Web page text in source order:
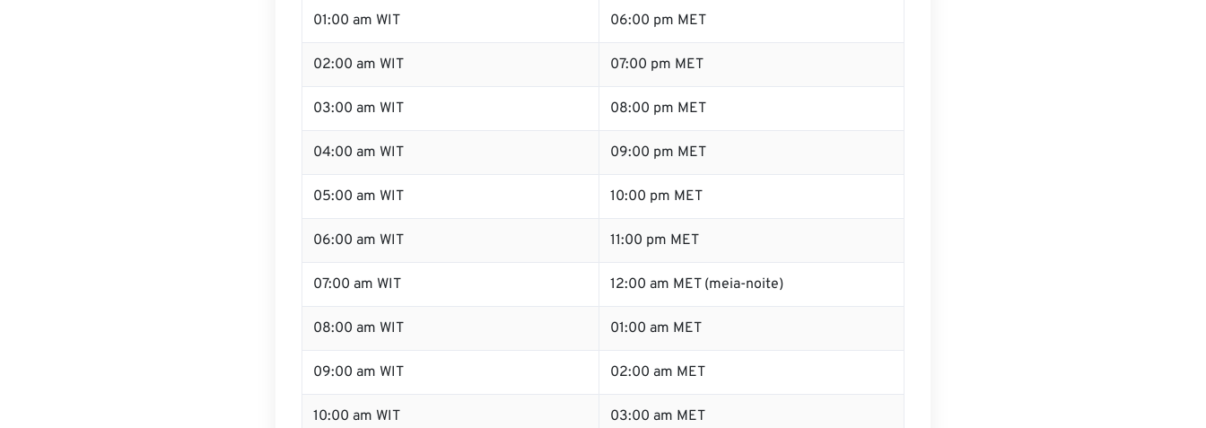
01:00 am WIT 06:00 pm MET
02:00 am WIT 07:00 pm MET
03:00 am WIT 08:00 pm MET
04:00 am WIT 09:00 pm MET
05:00 am WIT 10:00 pm MET
06:00 am WIT 11:00 pm MET
07:00 am WIT 12:00 am MET (meia-noite)
08:00 am WIT 01:00 am MET
09:00 am WIT 02:00 am MET
10:00 am WIT 03:00 am MET